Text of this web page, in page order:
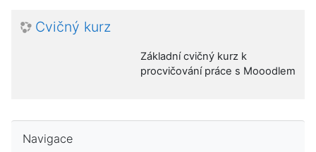
Cvičný kurz
Základní cvičný kurz k
procvičování práce s Mooodlem
Navigace